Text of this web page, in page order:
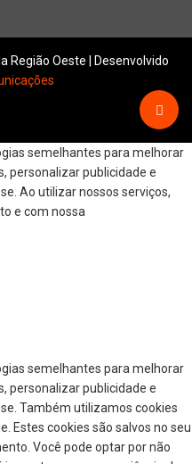
Região Oeste | Desenvolvido
semelhantes para melhorar
personalizar publicidade e
Ao utilizar nossos serviços,
e com nossa
semelhantes para melhorar
personalizar publicidade e
Também utilizamos cookies
Estes cookies são salvos no seu
Você pode optar por não